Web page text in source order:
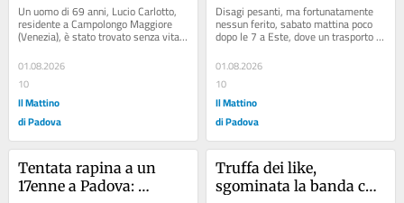
malore in bici
Un uomo di 69 anni, Lucio Carlotto,
residente a Campolongo Maggiore
(Venezia), è stato trovato senza vita
nella prima mattinata di oggi, 1
agosto, in...
01.08.2026
10
Il Mattino
di Padova
Disagi pesanti, ma fortunatamente
nessun ferito, sabato mattina poco
dopo le 7 a Este, dove un trasporto
eccezionale, composto da un trattore
agricolo...
01.08.2026
10
Il Mattino
di Padova
Tentata rapina a un
17enne a Padova:
Truffa dei like,
sgominata la banda che